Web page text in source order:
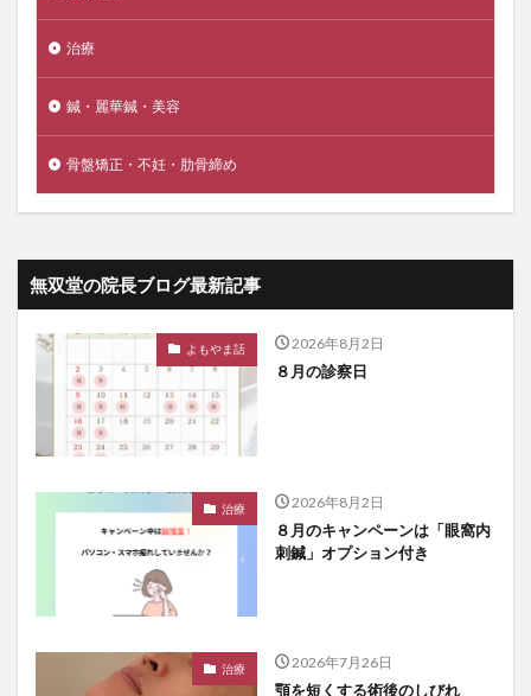
治療
鍼・麗華鍼・美容
骨盤矯正・不妊・肋骨締め
無双堂の院長ブログ最新記事
よもやま話 2026年8月2日
８月の診察日
治療 2026年8月2日
８月のキャンペーンは「眼窩内
刺鍼」オプション付き
治療 2026年7月26日
顎を短くする術後のしびれ